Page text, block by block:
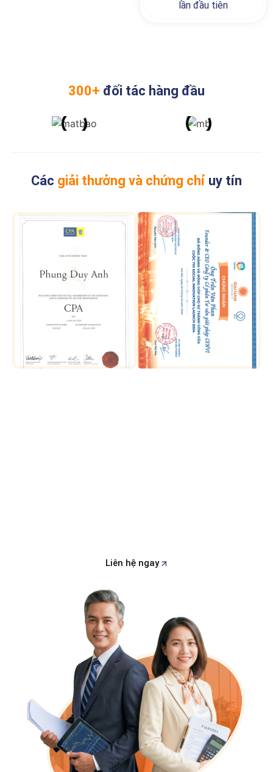
lần đầu tiên
300+ đối tác hàng đầu
Các giải thưởng và chứng chỉ uy tín
Liên hệ ngay